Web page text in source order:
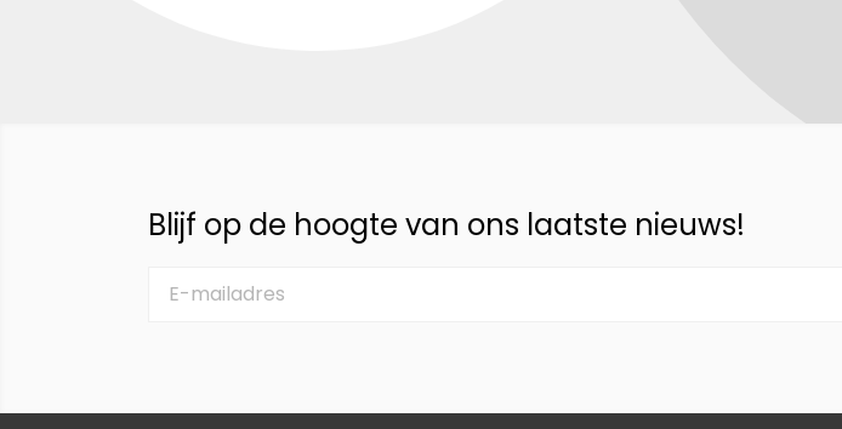
Blijf op de hoogte van ons laatste nieuws!